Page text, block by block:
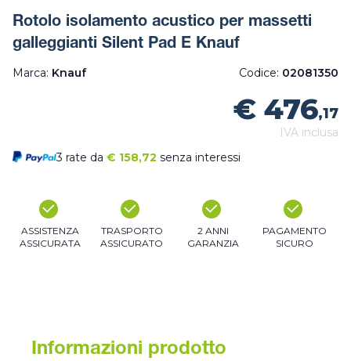
Rotolo isolamento acustico per massetti
galleggianti Silent Pad E Knauf
Marca: Knauf Codice: 02081350
€ 476,17
IVA inclusa
3 rate da € 158,72 senza interessi
ASSISTENZA
ASSICURATA
TRASPORTO
ASSICURATO
2 ANNI
GARANZIA
PAGAMENTO
SICURO
Informazioni prodotto